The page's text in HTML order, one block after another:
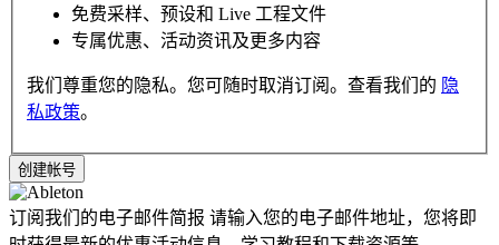
免费采样、预设和 Live 工程文件
专属优惠、活动资讯及更多内容
我们尊重您的隐私。您可随时取消订阅。查看我们的 隐
私政策。
订阅我们的电子邮件简报 请输入您的电子邮件地址，您将即